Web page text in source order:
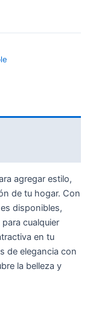
agregar estilo,
de tu hogar. Con
disponibles,
cualquier
en tu
de elegancia con
la belleza y